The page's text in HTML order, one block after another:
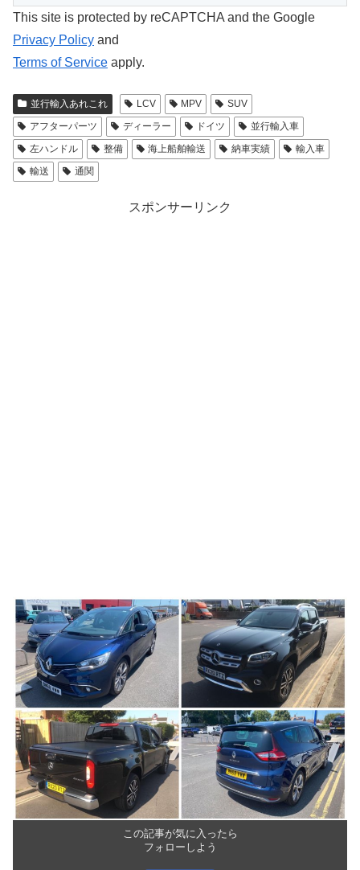
This site is protected by reCAPTCHA and the Google
Privacy Policy and
Terms of Service apply.
並行輸入あれこれ LCV MPV
SUV
アフターパーツ
ディーラー ドイツ
並行輸入車
左ハンドル
整備 海上船舶輸送 納車実績
輸入車
輸送
通関
スポンサーリンク
この記事が気に入ったら
フォローしよう